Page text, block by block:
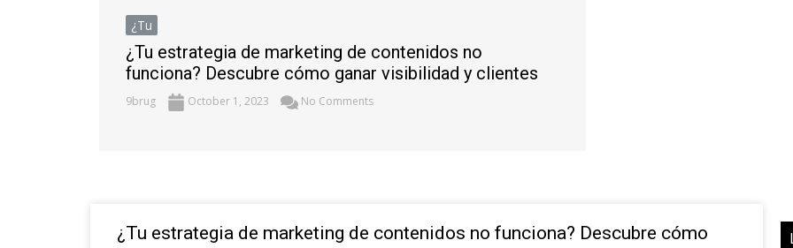
¿Tu
¿Tu estrategia de marketing de contenidos no
funciona? Descubre cómo ganar visibilidad y clientes
9brug October 1, 2023 No Comments
¿Tu estrategia de marketing de contenidos no funciona? Descubre cómo